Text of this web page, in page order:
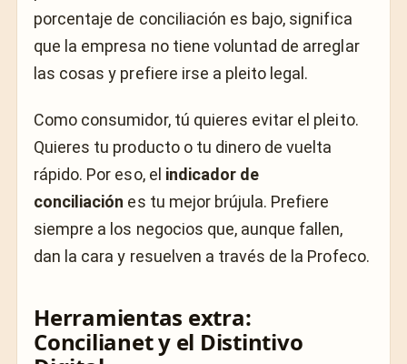
porcentaje de conciliación es bajo, significa
que la empresa no tiene voluntad de arreglar
las cosas y prefiere irse a pleito legal.
Como consumidor, tú quieres evitar el pleito.
Quieres tu producto o tu dinero de vuelta
rápido. Por eso, el indicador de
conciliación es tu mejor brújula. Prefiere
siempre a los negocios que, aunque fallen,
dan la cara y resuelven a través de la Profeco.
Herramientas extra:
Concilianet y el Distintivo